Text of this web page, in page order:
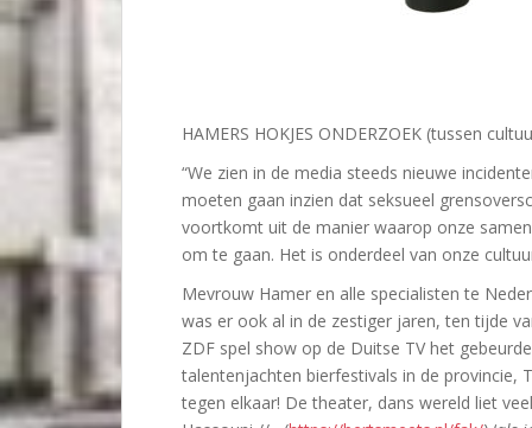
HAMERS HOKJES ONDERZOEK (tussen
“We zien in de media steeds nieuwe
moeten gaan inzien dat seksueel
voortkomt uit de manier waarop onze
om te gaan. Het is onderdeel van onze
Mevrouw Hamer en alle specialisten te
was er ook al in de zestiger jaren, ten tijde
ZDF spel show op de Duitse TV het
talentenjachten bierfestivals in de provincie,
tegen elkaar! De theater, dans wereld liet